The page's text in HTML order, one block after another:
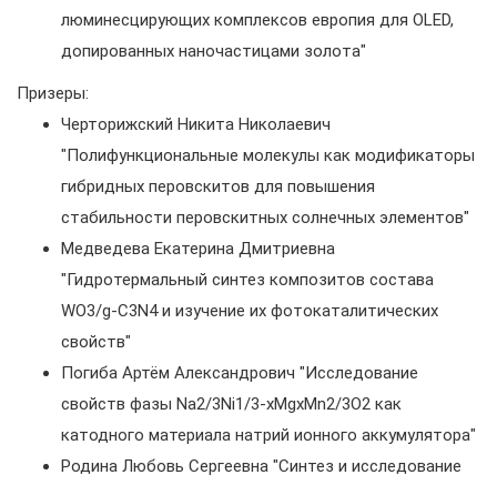
люминесцирующих комплексов европия для OLED,
допированных наночастицами золота"
Призеры:
Черторижский Никита Николаевич
"Полифункциональные молекулы как модификаторы
гибридных перовскитов для повышения
стабильности перовскитных солнечных элементов"
Медведева Екатерина Дмитриевна
"Гидротермальный синтез композитов состава
WO3/g-C3N4 и изучение их фотокаталитических
свойств"
Погиба Артём Александрович "Исследование
свойств фазы Na2/3Ni1/3-xMgxMn2/3O2 как
катодного материала натрий ионного аккумулятора"
Родина Любовь Сергеевна "Синтез и исследование